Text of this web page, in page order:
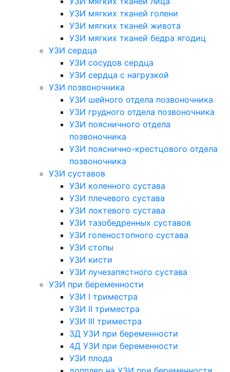
УЗИ мягких тканей голени
УЗИ мягких тканей живота
УЗИ мягких тканей бедра ягодиц
УЗИ сердца
УЗИ сосудов сердца
УЗИ сердца с нагрузкой
УЗИ позвоночника
УЗИ шейного отдела позвоночника
УЗИ грудного отдела позвоночника
УЗИ поясничного отдела
позвоночника
УЗИ пояснично-крестцового отдела
позвоночника
УЗИ суставов
УЗИ коленного сустава
УЗИ плечевого сустава
УЗИ локтевого сустава
УЗИ тазобедренных суставов
УЗИ голеностопного сустава
УЗИ стопы
УЗИ кисти
УЗИ лучезапястного сустава
УЗИ при беременности
УЗИ I триместра
УЗИ II триместра
УЗИ III триместра
3Д УЗИ при беременности
4Д УЗИ при беременности
УЗИ плода